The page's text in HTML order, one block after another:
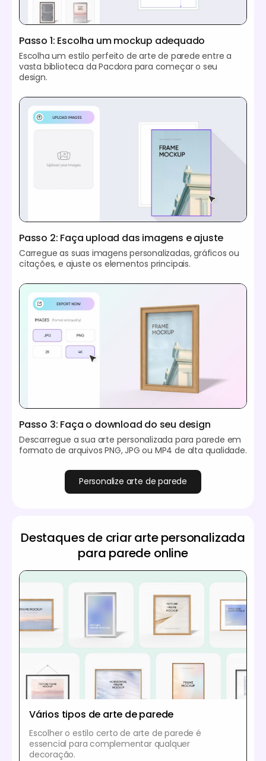
Passo 1: Escolha um mockup adequado
Escolha um estilo perfeito de arte de parede entre a
vasta biblioteca da Pacdora para começar o seu
design.
Passo 2: Faça upload das imagens e ajuste
Carregue as suas imagens personalizadas, gráficos ou
citações, e ajuste os elementos principais.
Passo 3: Faça o download do seu design
Descarregue a sua arte personalizada para parede em
formato de arquivos PNG, JPG ou MP4 de alta qualidade.
Personalize arte de parede
Destaques de criar arte personalizada
para parede online
Vários tipos de arte de parede
Escolher o estilo certo de arte de parede é
essencial para complementar qualquer
decoração.